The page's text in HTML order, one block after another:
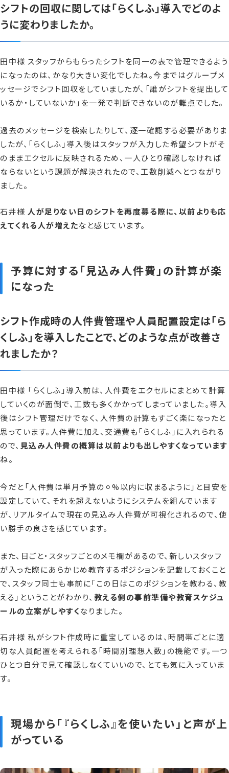
シフトの回収に関しては「らくしふ」導入でどのよ
うに変わりましたか。
田中様 スタッフからもらったシフトを同一の表で管理できるよう
になったのは、かなり大きい変化でしたね。今まではグループメ
ッセージでシフト回収をしていましたが、「誰がシフトを提出して
いるか・していないか」を一発で判断できないのが難点でした。
過去のメッセージを検索したりして、逐一確認する必要がありま
したが、「らくしふ」導入後はスタッフが入力した希望シフトがそ
のままエクセルに反映されるため、一人ひとり確認しなければ
ならないという課題が解決されたので、工数削減へとつながり
ました。
石井様 人が足りない日のシフトを再度募る際に、以前よりも応
えてくれる人が増えたなと感じています。
予算に対する「見込み人件費」の計算が楽
になった
シフト作成時の人件費管理や人員配置設定は「ら
くしふ」を導入したことで、どのような点が改善さ
れましたか？
田中様 「らくしふ」導入前は、人件費をエクセルにまとめて計算
していくのが面倒で、工数も多くかかってしまっていました。導入
後はシフト管理だけでなく、人件費の計算もすごく楽になったと
思っています。人件費に加え、交通費も「らくしふ」に入れられる
ので、 見込み人件費の概算は以前よりも出しやすくなっています
ね。
今だと「人件費は単月予算の⚪︎%以内に収まるように」と目安を
設定していて、それを超えないようにシステムを組んでいます
が、リアルタイムで現在の見込み人件費が可視化されるので、使
い勝手の良さを感じています。
また、日ごと・スタッフごとのメモ欄があるので、新しいスタッフ
が入った際にあらかじめ教育するポジションを記載しておくこと
で、スタッフ同士も事前に「この日はこのポジションを教わる、教
える」ということがわかり、 教える側の事前準備や教育スケジュ
ールの立案がしやすくなりました。
石井様 私がシフト作成時に重宝しているのは、時間帯ごとに適
切な人員配置を考えられる「時間別理想人数」の機能です。一つ
ひとつ自分で見て確認しなくていいので、とても気に入っていま
す。
現場から「『らくしふ』を使いたい」と声が上
がっている